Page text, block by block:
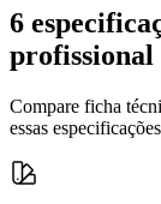
6
profissional
Compare ficha
essas